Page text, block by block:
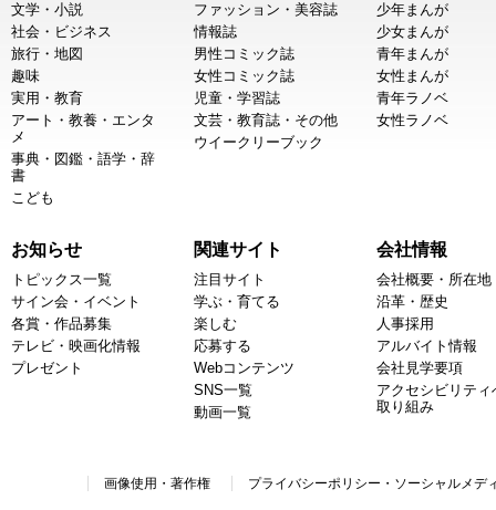
文学・小説
社会・ビジネス
旅行・地図
趣味
実用・教育
アート・教養・エンタ
メ
事典・図鑑・語学・辞
書
こども
ファッション・美容誌
情報誌
男性コミック誌
女性コミック誌
児童・学習誌
文芸・教育誌・その他
ウイークリーブック
少年まんが
少女まんが
青年まんが
女性まんが
青年ラノベ
女性ラノベ
お知らせ
トピックス一覧
サイン会・イベント
各賞・作品募集
テレビ・映画化情報
プレゼント
関連サイト
注目サイト
学ぶ・育てる
楽しむ
応募する
Webコンテンツ
SNS一覧
動画一覧
会社情報
会社概要・所在地
沿革・歴史
人事採用
アルバイト情報
会社見学要項
アクセシビリティ
取り組み
画像使用・著作権 プライバシーポリシー・ソーシャルメデ